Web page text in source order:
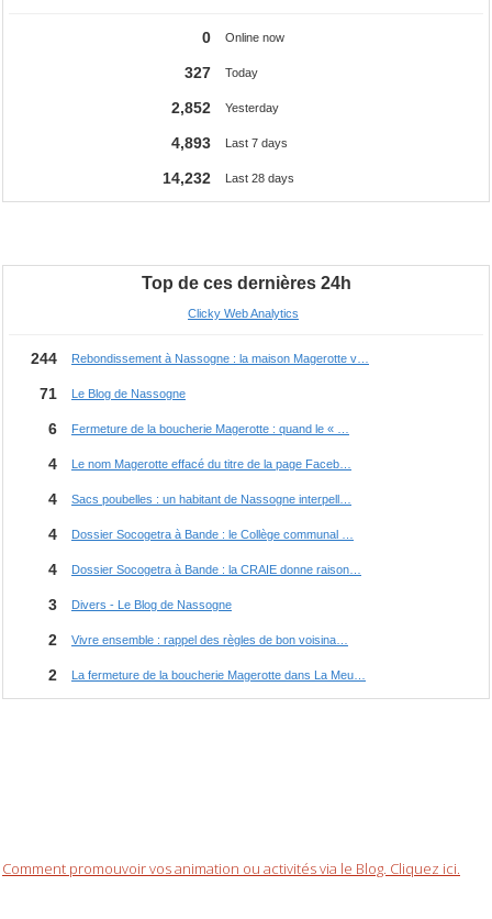
Comment promouvoir vos animation ou activités via le Blog. Cliquez ici.